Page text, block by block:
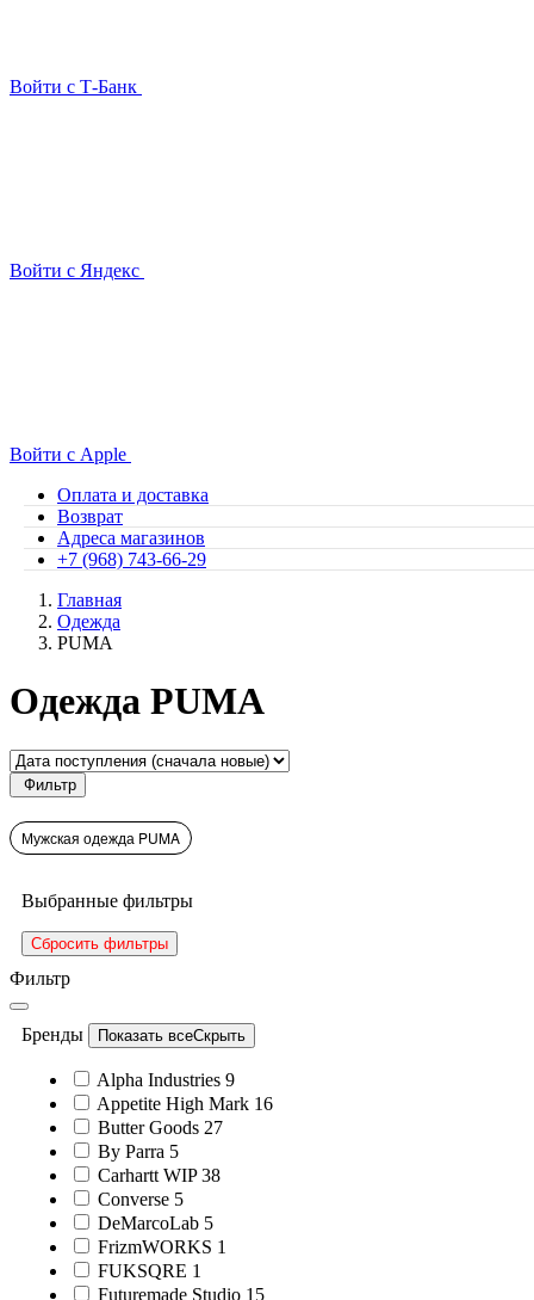
Войти с Т-Банк
Войти с Яндекс
Войти с Apple
Оплата и доставка
Возврат
Адреса магазинов
+7 (968) 743-66-29
Главная
Одежда
PUMA
Одежда PUMA
Фильтр
Мужская одежда PUMA
Выбранные фильтры
Сбросить фильтры
Фильтр
Бренды Показать всеСкрыть
Alpha Industries 9
Appetite High Mark 16
Butter Goods 27
By Parra 5
Carhartt WIP 38
Converse 5
DeMarcoLab 5
FrizmWORKS 1
FUKSQRE 1
Futuremade Studio 15